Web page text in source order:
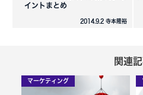
イントまとめ
2014.9.2 寺本隆裕
関連
マーケティング